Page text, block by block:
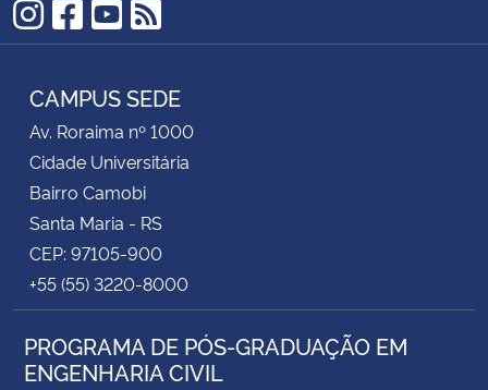
Instagram
Facebook
YouTube
RSS
CAMPUS SEDE
Av. Roraima nº 1000
Cidade Universitária
Bairro Camobi
Santa Maria - RS
CEP: 97105-900
+55 (55) 3220-8000
PROGRAMA DE PÓS-GRADUAÇÃO EM
ENGENHARIA CIVIL